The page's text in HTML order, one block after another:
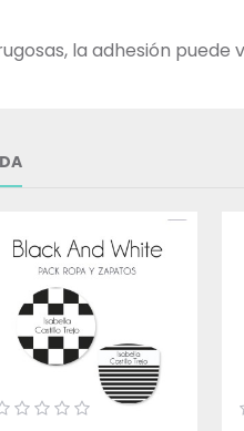
la adhesión puede